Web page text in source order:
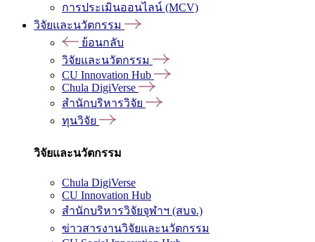
การประเมินออนไลน์ (MCV)
วิจัยและนวัตกรรม
ย้อนกลับ
วิจัยและนวัตกรรม
CU Innovation Hub
Chula DigiVerse
สำนักบริหารวิจัย
ทุนวิจัย
วิจัยและนวัตกรรม
Chula DigiVerse
CU Innovation Hub
สำนักบริหารวิจัยจุฬาฯ (สบจ.)
ข่าวสารงานวิจัยและนวัตกรรม